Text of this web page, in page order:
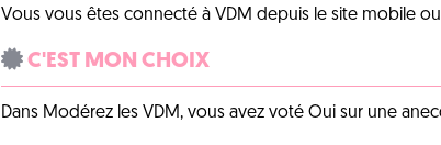
Vous vous êtes connecté à VDM depuis le site mobile
C'EST MON CHOIX
Dans Modérez les VDM, vous avez voté Oui sur une